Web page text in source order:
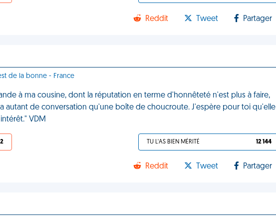
Reddit Tweet Partager
de la bonne - France
à ma cousine, dont la réputation en terme d'honnêteté n'est plus à faire,
autant de conversation qu'une boîte de choucroute. J'espère pour toi qu'elle
VDM
TU L'AS BIEN MÉRITÉ 12 144
Reddit Tweet Partager